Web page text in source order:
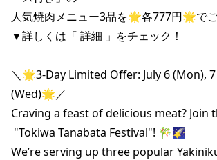
人気焼肉メニュー3品を🌟各777円🌟で
▼詳しくは「 詳細 」をチェック！
＼🌟3-Day Limited Offer: July 6 (Mon),
(Wed)🌟／
Craving a feast of delicious meat? Join
We’re serving up three popular